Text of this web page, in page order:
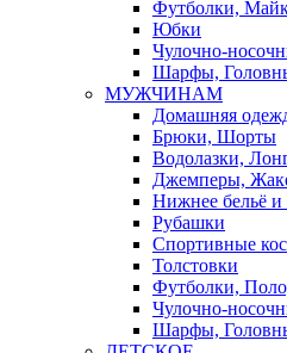
Футболки,
Юбки
Чулочно-
Шарфы,
МУЖЧИНАМ
Домашняя
Брюки, Шорты
Водолазки,
Джемперы,
Нижнее бельё и
Рубашки
Спортивные
Толстовки
Футболки,
Чулочно-
Шарфы,